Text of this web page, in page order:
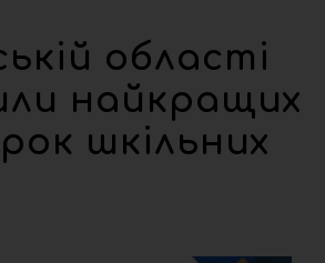
області
найкращих
шкільних